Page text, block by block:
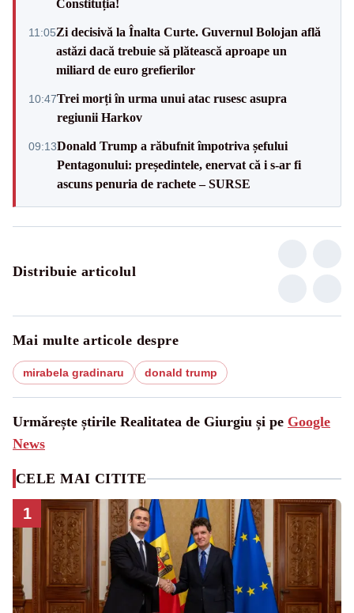
Constituția!
11:05Zi decisivă la Înalta Curte. Guvernul Bolojan află
astăzi dacă trebuie să plătească aproape un
miliard de euro grefierilor
10:47Trei morți în urma unui atac rusesc asupra
regiunii Harkov
09:13Donald Trump a răbufnit împotriva șefului
Pentagonului: președintele, enervat că i s-ar fi
ascuns penuria de rachete – SURSE
Distribuie articolul
Mai multe articole despre
mirabela gradinaru donald trump
Urmărește știrile Realitatea de Giurgiu și pe Google
News
CELE MAI CITITE
1